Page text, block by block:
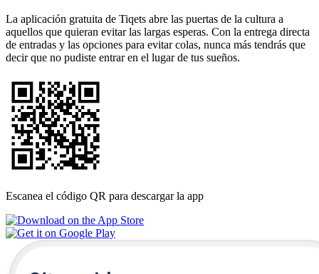
La aplicación gratuita de Tiqets abre las puertas de la cultura a
aquellos que quieran evitar las largas esperas. Con la entrega directa
de entradas y las opciones para evitar colas, nunca más tendrás que
decir que no pudiste entrar en el lugar de tus sueños.
Escanea el código QR para descargar la app